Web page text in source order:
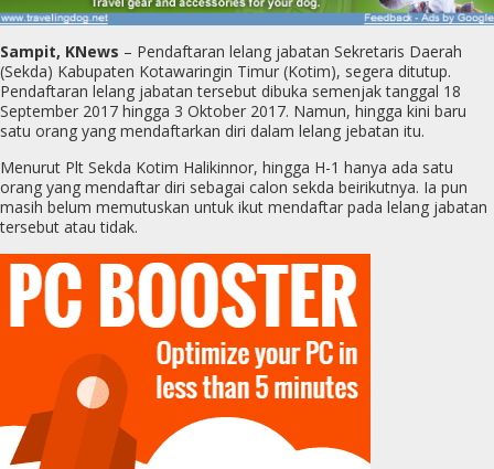
Sampit, KNews – Pendaftaran lelang jabatan Sekretaris Daerah
(Sekda) Kabupaten Kotawaringin Timur (Kotim), segera ditutup.
Pendaftaran lelang jabatan tersebut dibuka semenjak tanggal 18
September 2017 hingga 3 Oktober 2017. Namun, hingga kini baru
satu orang yang mendaftarkan diri dalam lelang jebatan itu.
Menurut Plt Sekda Kotim Halikinnor, hingga H-1 hanya ada satu
orang yang mendaftar diri sebagai calon sekda beirikutnya. Ia pun
masih belum memutuskan untuk ikut mendaftar pada lelang jabatan
tersebut atau tidak.